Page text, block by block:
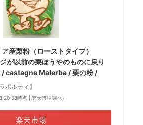
産栗粉（ローストタイプ）
が以前の栗ぼうやのものに戻り
/ castagne Malerba / 栗の粉 /
ポルティ】
20:58時点 | 楽天市場調べ）
楽天市場